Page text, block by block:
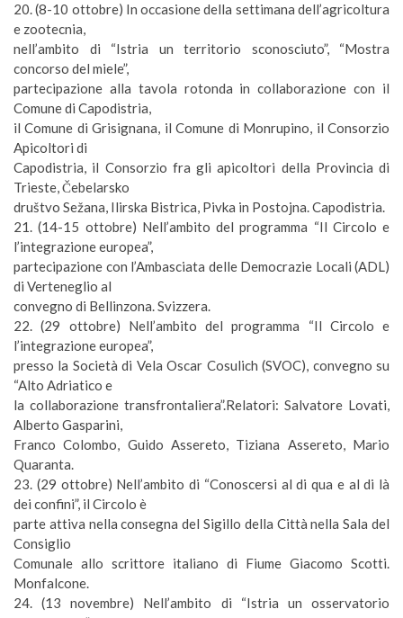
20. (8-10 ottobre) In occasione della settimana dell’agricoltura
e zootecnia,
nell’ambito di “Istria un territorio sconosciuto”, “Mostra
concorso del miele”,
partecipazione alla tavola rotonda in collaborazione con il
Comune di Capodistria,
il Comune di Grisignana, il Comune di Monrupino, il Consorzio
Apicoltori di
Capodistria, il Consorzio fra gli apicoltori della Provincia di
Trieste,Čebelarsko
društvo Sežana, Ilirska Bistrica, Pivka in Postojna. Capodistria.
21. (14-15 ottobre) Nell’ambito del programma “Il Circolo e
l’integrazione europea”,
partecipazione con l’Ambasciata delle Democrazie Locali (ADL)
di Verteneglio al
convegno di Bellinzona. Svizzera.
22. (29 ottobre) Nell’ambito del programma “Il Circolo e
l’integrazione europea”,
presso la Società di Vela Oscar Cosulich (SVOC), convegno su
“Alto Adriatico e
la collaborazione transfrontaliera”.Relatori: Salvatore Lovati,
Alberto Gasparini,
Franco Colombo, Guido Assereto, Tiziana Assereto, Mario
Quaranta.
23. (29 ottobre) Nell’ambito di “Conoscersi al di qua e al di là
dei confini”, il Circolo è
parte attiva nella consegna del Sigillo della Città nella Sala del
Consiglio
Comunale allo scrittore italiano di Fiume Giacomo Scotti.
Monfalcone.
24. (13 novembre) Nell’ambito di “Istria un osservatorio